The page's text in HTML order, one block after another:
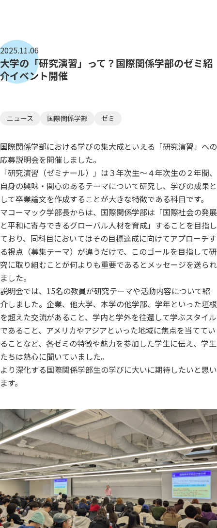
2025.11.06
大学の「研究演習」って？国際関係学部のゼミ紹
介イベント開催
ニュース 国際関係学部 ゼミ
国際関係学部における学びの集大成といえる「研究演習」への
応募説明会を開催しました。
「研究演習（ゼミナール）」は３年次生～４年次生の２年間、
自身の興味・関心のあるテーマについて研究し、学びの成果と
して卒業論文を作成することが大きな特徴である科目です。
マコーマック学部長からは、国際関係学部は「国際社会の発展
と平和に寄与できるグローバル人材を育成」することを目指し
ており、同科目においてはその目標達成に向けてアプローチす
る視点（募集テーマ） が違うだけで、このゴールを目指して研
究に取り組むことが何よりも重要であるとメッセージを送られ
ました。
説明会では、15名の教員が研究テーマや活動内容について紹
介しました。企業、他大学、本学の他学部、学年といった垣根
を超えた交流があること、学内と学外を往還して学ぶスタイル
であること、アメリカやアジアといった地域に焦点を当ててい
ることなど、各ゼミの特徴や魅力を参加した学生に伝え、学生
たちは熱心に聞いていました。
より深化する国際関係学部生の学びに大いに期待したいと思い
ます。